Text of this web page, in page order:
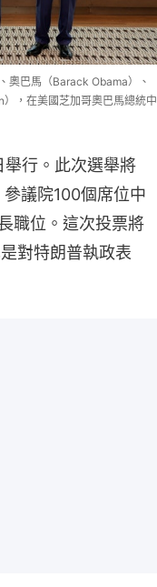
奧巴馬（Barack Obama）、
，在美國芝加哥奧巴馬總統中
行。此次選舉將
議院100個席位中
職位。這次投票將
對特朗普執政表